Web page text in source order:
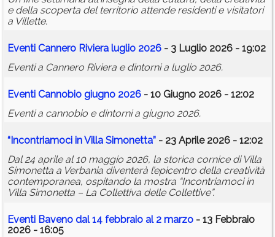
e della scoperta del territorio attende residenti e visitatori
a Villette.
Eventi Cannero Riviera luglio 2026 - 3 Luglio 2026 - 19:02
Eventi a Cannero Riviera e dintorni a luglio 2026.
Eventi Cannobio giugno 2026 - 10 Giugno 2026 - 12:02
Eventi a cannobio e dintorni a giugno 2026.
“Incontriamoci in Villa Simonetta” - 23 Aprile 2026 - 12:02
Dal 24 aprile al 10 maggio 2026, la storica cornice di Villa
Simonetta a Verbania diventerà l’epicentro della creatività
contemporanea, ospitando la mostra “Incontriamoci in
Villa Simonetta – La Collettiva delle Collettive”.
Eventi Baveno dal 14 febbraio al 2 marzo - 13 Febbraio
2026 - 16:05